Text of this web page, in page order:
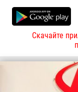
Скачайте